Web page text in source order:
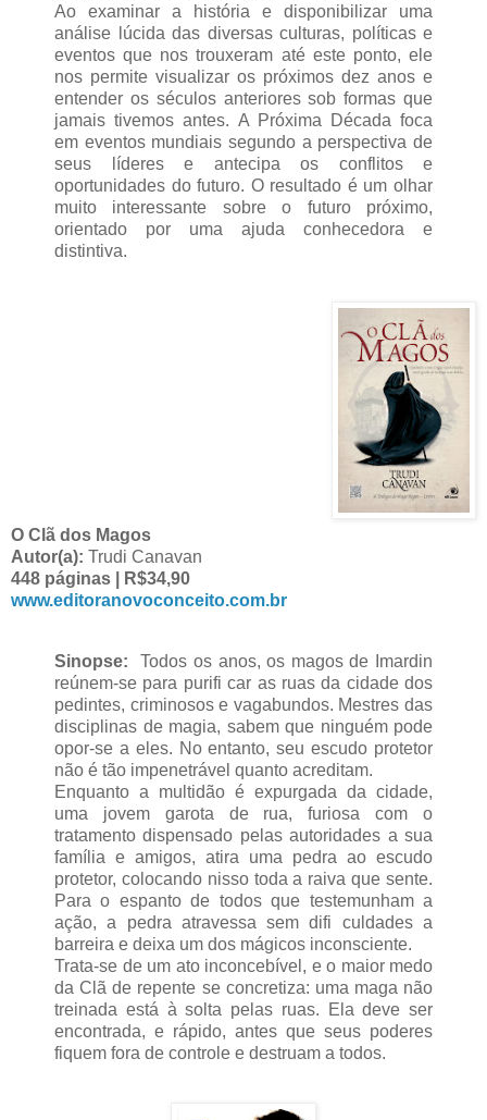
Ao examinar a história e disponibilizar uma
análise lúcida das diversas culturas, políticas e
eventos que nos trouxeram até este ponto, ele
nos permite visualizar os próximos dez anos e
entender os séculos anteriores sob formas que
jamais tivemos antes. A Próxima Década foca
em eventos mundiais segundo a perspectiva de
seus líderes e antecipa os conflitos e
oportunidades do futuro. O resultado é um olhar
muito interessante sobre o futuro próximo,
orientado por uma ajuda conhecedora e
distintiva.
O Clã dos Magos
Autor(a): Trudi Canavan
448 páginas | R$34,90
www.editoranovoconceito.com.br
Sinopse:Todos os anos, os magos de Imardin
reúnem-se para purifi car as ruas da cidade dos
pedintes, criminosos e vagabundos. Mestres das
disciplinas de magia, sabem que ninguém pode
opor-se a eles. No entanto, seu escudo protetor
não é tão impenetrável quanto acreditam.
Enquanto a multidão é expurgada da cidade,
uma jovem garota de rua, furiosa com o
tratamento dispensado pelas autoridades a sua
família e amigos, atira uma pedra ao escudo
protetor, colocando nisso toda a raiva que sente.
Para o espanto de todos que testemunham a
ação, a pedra atravessa sem difi culdades a
barreira e deixa um dos mágicos inconsciente.
Trata-se de um ato inconcebível, e o maior medo
da Clã de repente se concretiza: uma maga não
treinada está à solta pelas ruas. Ela deve ser
encontrada, e rápido, antes que seus poderes
fiquem fora de controle e destruam a todos.